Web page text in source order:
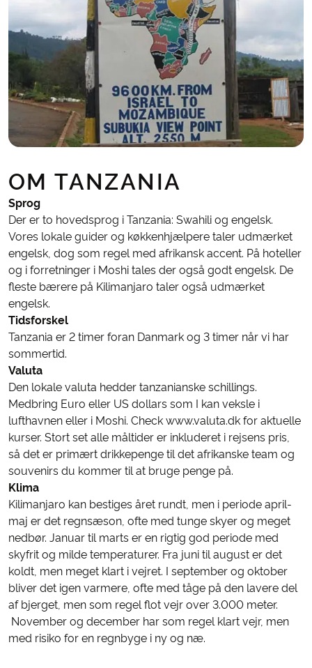
OM TANZANIA
Sprog
Der er to hovedsprog i Tanzania: Swahili og engelsk.
Vores lokale guider og køkkenhjælpere taler udmærket
engelsk, dog som regel med afrikansk accent. På hoteller
og i forretninger i Moshi tales der også godt engelsk. De
fleste bærere på Kilimanjaro taler også udmærket
engelsk.
Tidsforskel
Tanzania er 2 timer foran Danmark og 3 timer når vi har
sommertid.
Valuta
Den lokale valuta hedder tanzanianske schillings.
Medbring Euro eller US dollars som I kan veksle i
lufthavnen eller i Moshi. Check www.valuta.dk for aktuelle
kurser. Stort set alle måltider er inkluderet i rejsens pris,
så det er primært drikkepenge til det afrikanske team og
souvenirs du kommer til at bruge penge på.
Klima
Kilimanjaro kan bestiges året rundt, men i periode april-
maj er det regnsæson, ofte med tunge skyer og meget
nedbør. Januar til marts er en rigtig god periode med
skyfrit og milde temperaturer. Fra juni til august er det
koldt, men meget klart i vejret. I september og oktober
bliver det igen varmere, ofte med tåge på den lavere del
af bjerget, men som regel flot vejr over 3.000 meter.
November og december har som regel klart vejr, men
med risiko for en regnbyge i ny og næ.